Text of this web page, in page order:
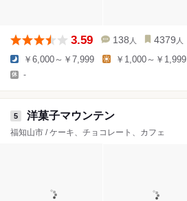
3.59 138 人 4379 人
￥6,000～￥7,999 ￥1,000～￥1,999
-
5 洋菓子マウンテン
福知山市 / ケーキ、チョコレート、カフェ